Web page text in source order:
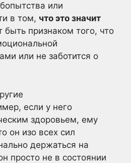
или
в том, что это значит
быть признаком того, что
или не заботится о
если у него
здоровьем, ему
он изо всех сил
держаться на
просто не в состоянии